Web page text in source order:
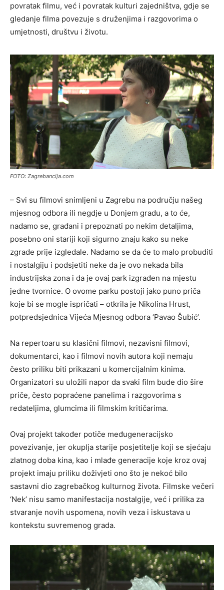
povratak filmu, već i povratak kulturi zajedništva, gdje se
gledanje filma povezuje s druženjima i razgovorima o
umjetnosti, društvu i životu.
FOTO: Zagrebancija.com
– Svi su filmovi snimljeni u Zagrebu na području našeg
mjesnog odbora ili negdje u Donjem gradu, a to će,
nadamo se, građani i prepoznati po nekim detaljima,
posebno oni stariji koji sigurno znaju kako su neke
zgrade prije izgledale. Nadamo se da će to malo probuditi
i nostalgiju i podsjetiti neke da je ovo nekada bila
industrijska zona i da je ovaj park izgrađen na mjestu
jedne tvornice. O ovome parku postoji jako puno priča
koje bi se mogle ispričati – otkrila je Nikolina Hrust,
potpredsjednica Vijeća Mjesnog odbora ‘Pavao Šubić’.
Na repertoaru su klasični filmovi, nezavisni filmovi,
dokumentarci, kao i filmovi novih autora koji nemaju
često priliku biti prikazani u komercijalnim kinima.
Organizatori su uložili napor da svaki film bude dio šire
priče, često popraćene panelima i razgovorima s
redateljima, glumcima ili filmskim kritičarima.
Ovaj projekt također potiče međugeneracijsko
povezivanje, jer okuplja starije posjetitelje koji se sjećaju
zlatnog doba kina, kao i mlađe generacije koje kroz ovaj
projekt imaju priliku doživjeti ono što je nekoć bilo
sastavni dio zagrebačkog kulturnog života. Filmske večeri
‘Nek’ nisu samo manifestacija nostalgije, već i prilika za
stvaranje novih uspomena, novih veza i iskustava u
kontekstu suvremenog grada.